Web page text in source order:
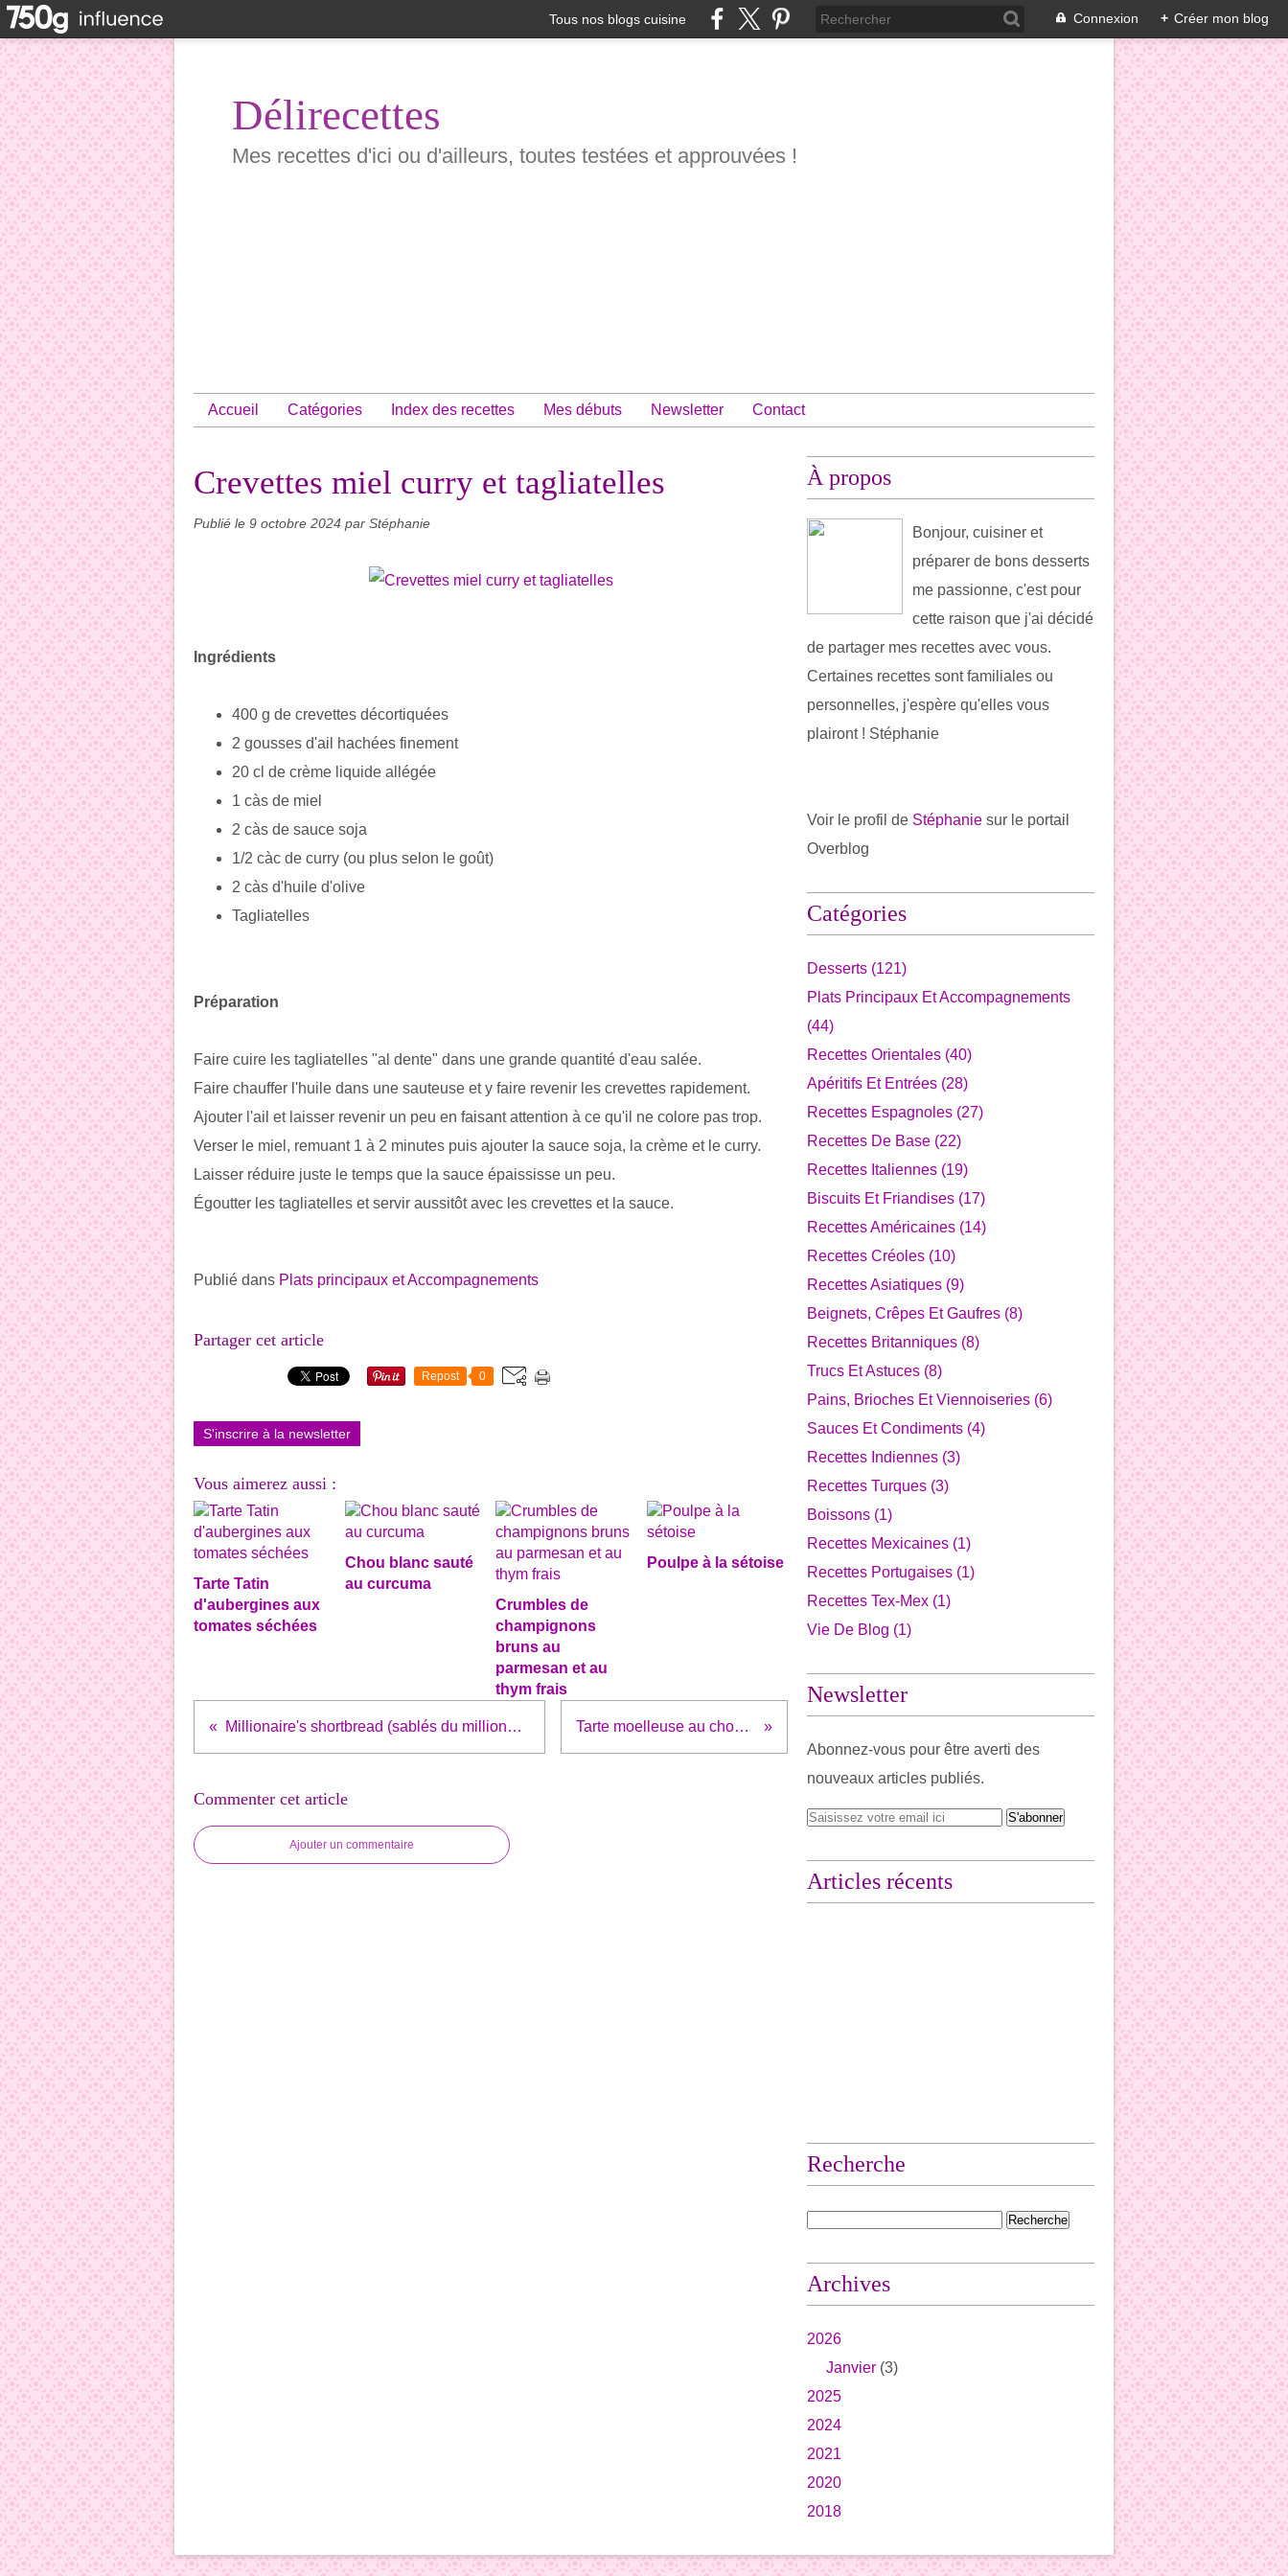
Tous nos blogs cuisine Connexion + Créer mon blog
Délirecettes
Mes recettes d'ici ou d'ailleurs, toutes testées et approuvées !
Accueil Catégories Index des recettes Mes débuts Newsletter Contact
Crevettes miel curry et tagliatelles
Publié le 9 octobre 2024 par Stéphanie
Ingrédients
400 g de crevettes décortiquées
2 gousses d'ail hachées finement
20 cl de crème liquide allégée
1 càs de miel
2 càs de sauce soja
1/2 càc de curry (ou plus selon le goût)
2 càs d'huile d'olive
Tagliatelles
Préparation
Faire cuire les tagliatelles "al dente" dans une grande quantité d'eau salée.
Faire chauffer l'huile dans une sauteuse et y faire revenir les crevettes rapidement.
Ajouter l'ail et laisser revenir un peu en faisant attention à ce qu'il ne colore pas trop.
Verser le miel, remuant 1 à 2 minutes puis ajouter la sauce soja, la crème et le curry.
Laisser réduire juste le temps que la sauce épaississe un peu.
Égoutter les tagliatelles et servir aussitôt avec les crevettes et la sauce.
Publié dans Plats principaux et Accompagnements
Partager cet article
Repost 0
S'inscrire à la newsletter
Vous aimerez aussi :
Tarte Tatin
d'aubergines aux
tomates séchées
Chou blanc sauté
au curcuma
Crumbles de
champignons
bruns au
parmesan et au
thym frais
Poulpe à la sétoise
Millionaire's shortbread (sablés du millionnaire) Tarte moelleuse au chocolat
Commenter cet article
Ajouter un commentaire
À propos
Bonjour, cuisiner et
préparer de bons desserts
me passionne, c'est pour
cette raison que j'ai décidé
de partager mes recettes avec vous.
Certaines recettes sont familiales ou
personnelles, j'espère qu'elles vous
plairont ! Stéphanie
Voir le profil de Stéphanie sur le portail
Overblog
Catégories
Desserts (121)
Plats Principaux Et Accompagnements
(44)
Recettes Orientales (40)
Apéritifs Et Entrées (28)
Recettes Espagnoles (27)
Recettes De Base (22)
Recettes Italiennes (19)
Biscuits Et Friandises (17)
Recettes Américaines (14)
Recettes Créoles (10)
Recettes Asiatiques (9)
Beignets, Crêpes Et Gaufres (8)
Recettes Britanniques (8)
Trucs Et Astuces (8)
Pains, Brioches Et Viennoiseries (6)
Sauces Et Condiments (4)
Recettes Indiennes (3)
Recettes Turques (3)
Boissons (1)
Recettes Mexicaines (1)
Recettes Portugaises (1)
Recettes Tex-Mex (1)
Vie De Blog (1)
Newsletter
Abonnez-vous pour être averti des
nouveaux articles publiés.
Articles récents
Recherche
Archives
2026
Janvier (3)
2025
2024
2021
2020
2018